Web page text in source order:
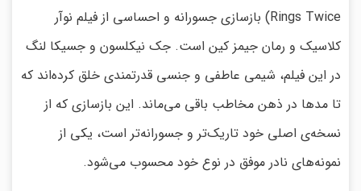
Rings Twice) بازسازی جسورانه و احساسی از فیلم نوآر
کلاسیک و رمان جیمز کین است. جک نیکلسون و جسیکا لنگ
در این فیلم، شیمی عاطفی و جنسی قدرتمندی خلق کرده‌اند که
تا مد‌ها در ذهن مخاطب باقی می‌ماند. این بازسازی که از
نسخه‌ی اصلی خود تاریک‌تر و جسورانه‌تر است، یکی از
نمونه‌های نادر موفق در نوع خود محسوب می‌شود.